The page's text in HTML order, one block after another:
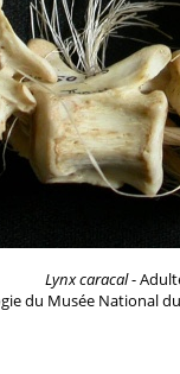
Lynx caracal-
du Musée National